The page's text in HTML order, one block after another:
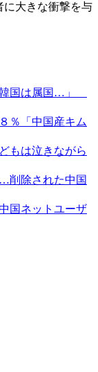
に大きな衝撃を与
韓国は属国…」
％「中国産キム
もは泣きながら
削除された中国
国ネットユーザ